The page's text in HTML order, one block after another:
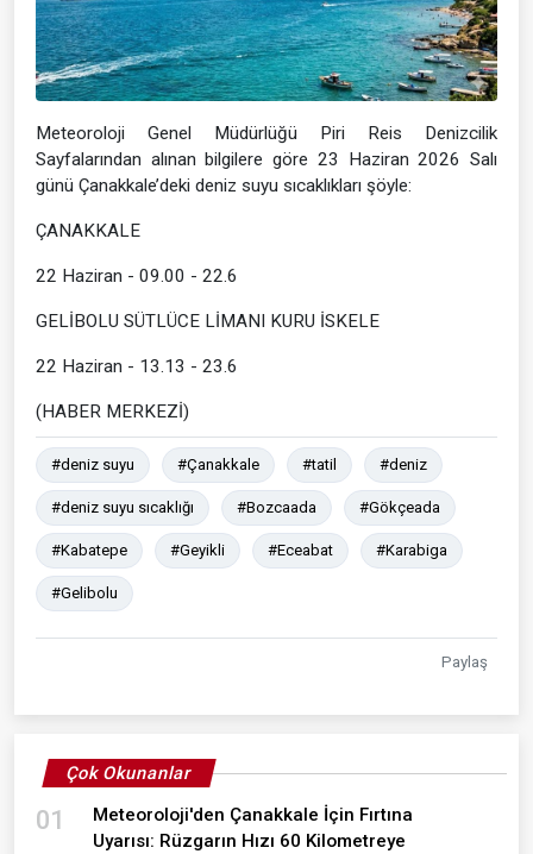
Meteoroloji Genel Müdürlüğü Piri Reis Denizcilik
Sayfalarından alınan bilgilere göre 23 Haziran 2026 Salı
günü Çanakkale’deki deniz suyu sıcaklıkları şöyle:
ÇANAKKALE
22 Haziran - 09.00 - 22.6
GELİBOLU SÜTLÜCE LİMANI KURU İSKELE
22 Haziran - 13.13 - 23.6
(HABER MERKEZİ)
#deniz suyu #Çanakkale #tatil #deniz
#deniz suyu sıcaklığı #Bozcaada #Gökçeada
#Kabatepe #Geyikli #Eceabat #Karabiga
#Gelibolu
Paylaş
Çok Okunanlar
01
Meteoroloji'den Çanakkale İçin Fırtına
Uyarısı: Rüzgarın Hızı 60 Kilometreye